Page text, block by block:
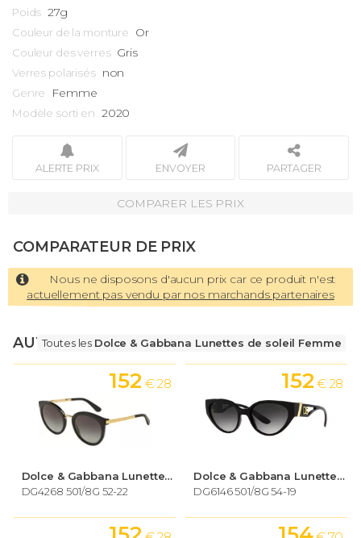
Poids 27g
Couleur de la monture Or
Couleur des verres Gris
Verres polarisés non
Genre Femme
Modèle sorti en 2020
ALERTE PRIX ENVOYER PARTAGER
COMPARER LES PRIX
COMPARATEUR DE PRIX
Nous ne disposons d'aucun prix car ce produit n'est
actuellement pas vendu par nos marchands partenaires
AUTRES LUNETTES
Toutes les Dolce & Gabbana Lunettes de soleil Femme
Dolce & Gabbana Lunettes de soleil Femme
DG4268 501/8G 52-22
152 € 28
Dolce & Gabbana Lunettes de soleil Femme
DG6146 501/8G 54-19
152 € 28